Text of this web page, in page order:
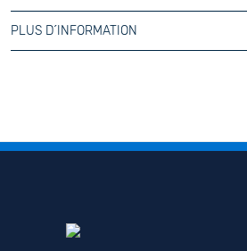
PLUS D´INFORMATION